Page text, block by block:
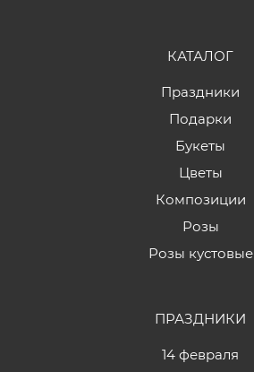
КАТАЛОГ
Праздники
Подарки
Букеты
Цветы
Композиции
Розы
Розы кустовые
ПРАЗДНИКИ
14 февраля